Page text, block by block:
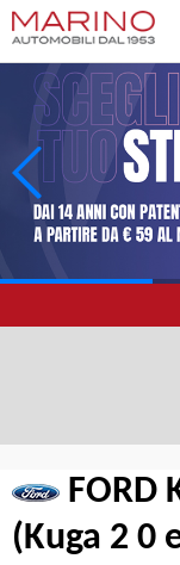
FORD
(Kuga 2 0